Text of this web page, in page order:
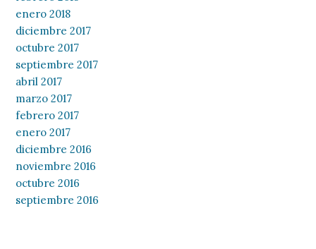
enero 2018
diciembre 2017
octubre 2017
septiembre 2017
abril 2017
marzo 2017
febrero 2017
enero 2017
diciembre 2016
noviembre 2016
octubre 2016
septiembre 2016